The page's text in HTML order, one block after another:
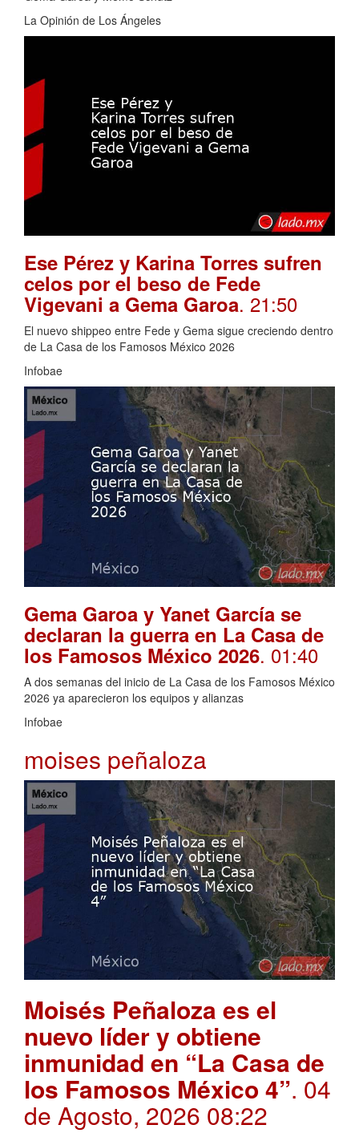
La Opinión de Los Ángeles
Ese Pérez y Karina Torres sufren
celos por el beso de Fede
Vigevani a Gema Garoa. 21:50
El nuevo shippeo entre Fede y Gema sigue creciendo dentro
de La Casa de los Famosos México 2026
Infobae
Gema Garoa y Yanet García se
declaran la guerra en La Casa de
los Famosos México 2026. 01:40
A dos semanas del inicio de La Casa de los Famosos México
2026 ya aparecieron los equipos y alianzas
Infobae
moises peñaloza
Moisés Peñaloza es el
nuevo líder y obtiene
inmunidad en “La Casa de
los Famosos México 4”. 04
de Agosto, 2026 08:22